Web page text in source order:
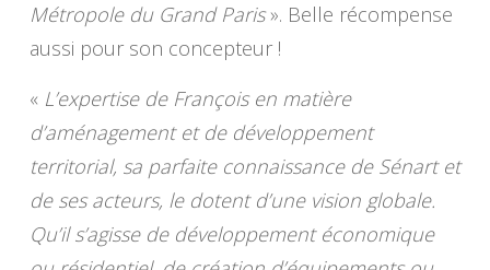
Métropole du Grand Paris». Belle récompense
aussi pour son concepteur !
« L’expertise de François en matière
d’aménagement et de développement
territorial, sa parfaite connaissance de Sénart et
de ses acteurs, le dotent d’une vision globale.
Qu’il s’agisse de développement économique